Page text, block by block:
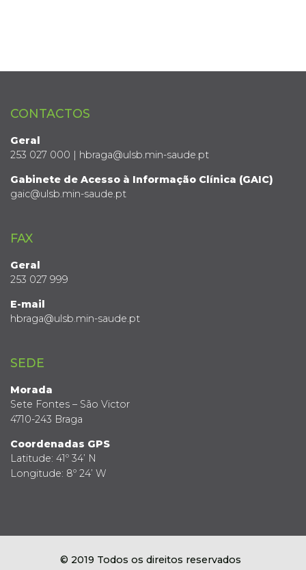
CONTACTOS
Geral
253 027 000 | hbraga@ulsb.min-saude.pt
Gabinete de Acesso à Informação Clínica (GAIC)
gaic@ulsb.min-saude.pt
FAX
Geral
253 027 999
E-mail
hbraga@ulsb.min-saude.pt
SEDE
Morada
Sete Fontes – São Victor
4710-243 Braga
Coordenadas GPS
Latitude: 41º 34’ N
Longitude: 8º 24’ W
© 2019 Todos os direitos reservados